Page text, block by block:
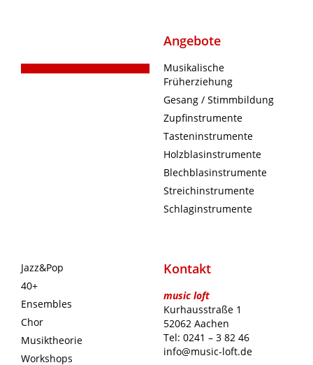
Angebote
Musikalische
Früherziehung
Gesang / Stimmbildung
Zupfinstrumente
Tasteninstrumente
Holzblasinstrumente
Blechblasinstrumente
Streichinstrumente
Schlaginstrumente
Jazz&Pop
40+
Ensembles
Chor
Musiktheorie
Workshops
Kontakt
music loft
Kurhausstraße 1
52062 Aachen
Tel: 0241 – 3 82 46
info@music-loft.de